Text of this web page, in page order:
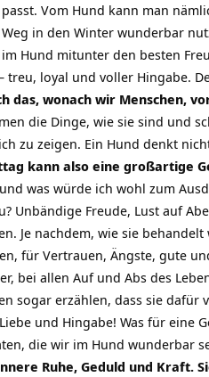
passt. Vom Hund kann man
Weg in den Winter wunderbar
im Hund mitunter den besten
treu, loyal und voller Hingabe.
das, wonach wir Menschen,
die Dinge, wie sie sind und
zu zeigen. Ein Hund denkt
kann also eine großartige
was würde ich wohl zum
Unbändige Freude, Lust auf
Je nachdem, wie sie
für Vertrauen, Ängste, gute
bei allen Auf und Abs des
sogar erzählen, dass sie
und Hingabe! Was für eine
die wir im Hund wunderbar
Ruhe, Geduld und Kraft.